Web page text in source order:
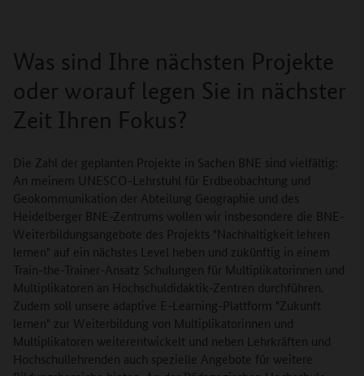
Was sind Ihre nächsten Projekte
oder worauf legen Sie in nächster
Zeit Ihren Fokus?
Die Zahl der geplanten Projekte in Sachen BNE sind vielfältig:
An meinem UNESCO-Lehrstuhl für Erdbeobachtung und
Geokommunikation der Abteilung Geographie und des
Heidelberger BNE-Zentrums wollen wir insbesondere die BNE-
Weiterbildungsangebote des Projekts "Nachhaltigkeit lehren
lernen" auf ein nächstes Level heben und zukünftig in einem
Train-the-Trainer-Ansatz Schulungen für Multiplikatorinnen und
Multiplikatoren an Hochschuldidaktik-Zentren durchführen.
Zudem soll unsere adaptive E-Learning-Plattform "Zukunft
lernen" zur Weiterbildung von Multiplikatorinnen und
Multiplikatoren weiterentwickelt und neben Lehrkräften und
Hochschullehrenden auch spezielle Angebote für weitere